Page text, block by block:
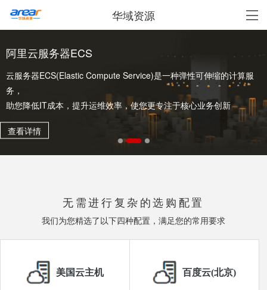
华域资源
阿里云服务器ECS
云服务器ECS(Elastic Compute Service)是一种弹性可伸缩的计算服
务，
助您降低IT成本，提升运维效率，使您更专注于核心业务创新
查看详情
无需进行复杂的选购配置
我们为您精选了以下四种配置，满足您的常用要求
美国云主机 百度云(北京)